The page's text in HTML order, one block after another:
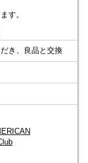
す。
き、良品と交換